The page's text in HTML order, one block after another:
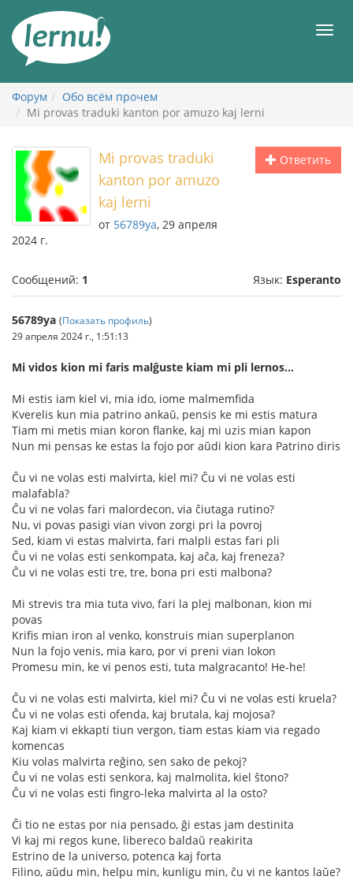
содержанию
Форум
Обо всём прочем
Mi provas traduki kanton por amuzo kaj lerni
Ответить
Mi provas traduki
kanton por amuzo
kaj lerni
от 56789ya, 29 апреля
2024 г.
Сообщений: 1 Язык: Esperanto
56789ya (Показать профиль)
29 апреля 2024 г., 1:51:13
Mi vidos kion mi faris malĝuste kiam mi pli lernos...
Mi estis iam kiel vi, mia ido, iome malmemfida
Kverelis kun mia patrino ankaŭ, pensis ke mi estis matura
Tiam mi metis mian koron flanke, kaj mi uzis mian kapon
Nun mi pensas ke estas la fojo por aŭdi kion kara Patrino diris
Ĉu vi ne volas esti malvirta, kiel mi? Ĉu vi ne volas esti
malafabla?
Ĉu vi ne volas fari malordecon, via ĉiutaga rutino?
Nu, vi povas pasigi vian vivon zorgi pri la povroj
Sed, kiam vi estas malvirta, fari malpli estas fari pli
Ĉu vi ne volas esti senkompata, kaj aĉa, kaj freneza?
Ĉu vi ne volas esti tre, tre, bona pri esti malbona?
Mi strevis tra mia tuta vivo, fari la plej malbonan, kion mi
povas
Krifis mian iron al venko, konstruis mian superplanon
Nun la fojo venis, mia karo, por vi preni vian lokon
Promesu min, ke vi penos esti, tuta malgracanto! He-he!
Ĉu vi ne volas esti malvirta, kiel mi? Ĉu vi ne volas esti kruela?
Ĉu vi ne volas esti ofenda, kaj brutala, kaj mojosa?
Kaj kiam vi ekkapti tiun vergon, tiam estas kiam via regado
komencas
Kiu volas malvirta reĝino, sen sako de pekoj?
Ĉu vi ne volas esti senkora, kaj malmolita, kiel ŝtono?
Ĉu vi ne volas esti fingro-leka malvirta al la osto?
Ĉi tio ne estas por nia pensado, ĝi estas jam destinita
Vi kaj mi regos kune, libereco baldaŭ reakirita
Estrino de la universo, potenca kaj forta
Filino, aŭdu min, helpu min, kunligu min, ĉu vi ne kantos laŭe?